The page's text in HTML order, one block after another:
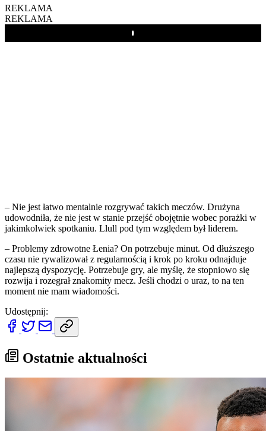
REKLAMA
REKLAMA
Play
– Nie jest łatwo mentalnie rozgrywać takich meczów. Drużyna
udowodniła, że nie jest w stanie przejść obojętnie wobec porażki w
jakimkolwiek spotkaniu. Llull pod tym względem był liderem.
– Problemy zdrowotne Łenia? On potrzebuje minut. Od dłuższego
czasu nie rywalizował z regularnością i krok po kroku odnajduje
najlepszą dyspozycję. Potrzebuje gry, ale myślę, że stopniowo się
rozwija i rozegrał znakomity mecz. Jeśli chodzi o uraz, to na ten
moment nie mam wiadomości.
Udostępnij:
Ostatnie aktualności